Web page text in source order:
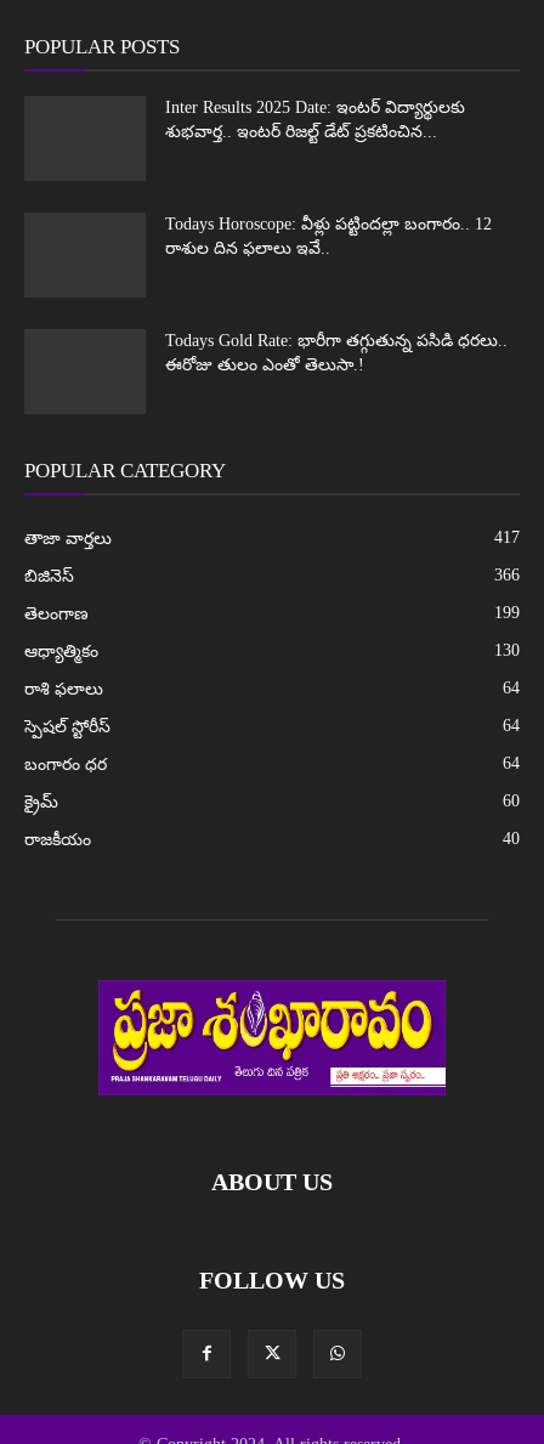
POPULAR POSTS
Inter Results 2025 Date: ఇంటర్ విద్యార్థులకు
శుభవార్త.. ఇంటర్ రిజల్ట్ డేట్ ప్రకటించిన...
Todays Horoscope: వీళ్లు పట్టిందల్లా బంగారం.. 12
రాశుల దిన ఫలాలు ఇవే..
Todays Gold Rate: భారీగా తగ్గుతున్న పసిడి ధరలు..
ఈరోజు తులం ఎంతో తెలుసా.!
POPULAR CATEGORY
తాజా వార్తలు 417
బిజినెస్ 366
తెలంగాణ 199
ఆధ్యాత్మికం 130
రాశి ఫలాలు 64
స్పెషల్ స్టోరీస్ 64
బంగారం ధర 64
క్రైమ్ 60
రాజకీయం 40
ABOUT US
FOLLOW US